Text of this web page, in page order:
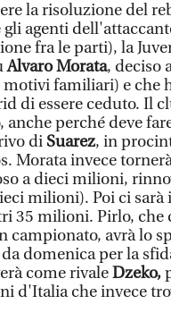
la risoluzione del
gli agenti
fra le parti), la
Alvaro Morata, deciso
familiari) e che
di essere ceduto. Il
anche perché deve
di Suarez, in
Morata invece
a dieci milioni,
milioni). Poi ci sarà
35 milioni. Pirlo, che
campionato, avrà lo
domenica per la
come rivaleDzeko,
d'Italia che invece